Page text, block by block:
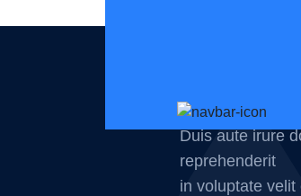
Duis aute irure
reprehenderit
in voluptate